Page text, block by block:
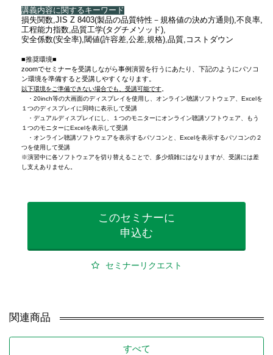
講義内容に関するキーワード
損失関数,JIS Z 8403(製品の品質特性－規格値の決め方通則),不良率,
工程能力指数,品質工学(タグチメソッド),
安全係数(安全率),閾値(許容差,公差,規格),品質,コストダウン
■推奨環境■
zoomでセミナーを受講しながら事例演習を行うにあたり、下記のようにパソコ
ン環境を準備すると受講しやすくなります。
以下環境をご準備できない場合でも、受講可能です。
・20inch等の大画面のディスプレイを使用し、オンライン聴講ソフトウェア、Excelを
１つのディスプレイに同時に表示して受講
・デュアルディスプレイにし、１つのモニターにオンライン聴講ソフトウェア、もう
１つのモニターにExcelを表示して受講
・オンライン聴講ソフトウェアを表示するパソコンと、Excelを表示するパソコンの２
つを使用して受講
※演習中に各ソフトウェアを切り替えることで、多少煩雑にはなりますが、受講には差
し支えありません。
このセミナーに
申込む
セミナーリクエスト
関連商品
すべて